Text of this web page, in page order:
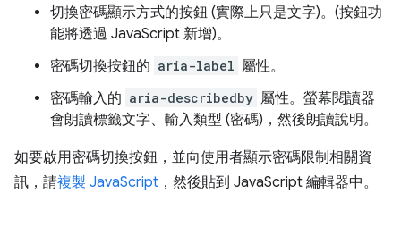
切換密碼顯示方式的按鈕 (實際上只是文字)。(按鈕功
能將透過 JavaScript 新增)。
密碼切換按鈕的 aria-label 屬性。
密碼輸入的 aria-describedby 屬性。螢幕閱讀器
會朗讀標籤文字、輸入類型 (密碼)，然後朗讀說明。
如要啟用密碼切換按鈕，並向使用者顯示密碼限制相關資
訊，請複製 JavaScript ，然後貼到 JavaScript 編輯器中。